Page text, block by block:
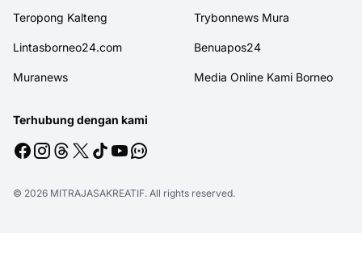
Teropong Kalteng Trybonnews Mura
Lintasborneo24.com Benuapos24
Muranews Media Online Kami Borneo
Terhubung dengan kami
© 2026 MITRAJASAKREATIF. All rights reserved.